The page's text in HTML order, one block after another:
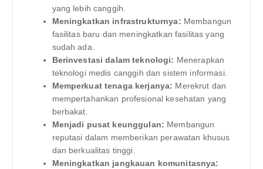
yang lebih canggih.
Meningkatkan infrastrukturnya: Membangun
fasilitas baru dan meningkatkan fasilitas yang
sudah ada.
Berinvestasi dalam teknologi: Menerapkan
teknologi medis canggih dan sistem informasi.
Memperkuat tenaga kerjanya: Merekrut dan
mempertahankan profesional kesehatan yang
berbakat.
Menjadi pusat keunggulan: Membangun
reputasi dalam memberikan perawatan khusus
dan berkualitas tinggi.
Meningkatkan jangkauan komunitasnya: